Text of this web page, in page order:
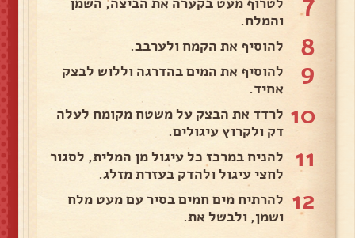
והמלח.
8 להוסיף את הקמח ולערבב.
9
להוסיף את המים בהדרגה וללוש לבצק
אחיד.
10 לרדד את הבצק על משטח מקומח לעלה
דק ולקרוץ עיגולים.
11
להניח במרכז כל עיגול מן המלית, לסגור
לחצי עיגול ולהדק בעזרת מזלג.
12 להרתיח מים חמים בסיר עם מעט מלח
ושמן, ולבשל את.